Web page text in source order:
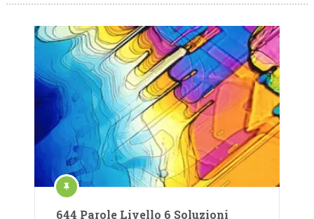
644 Parole Livello 6 Soluzioni